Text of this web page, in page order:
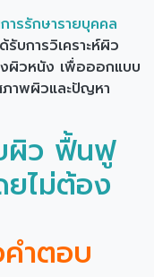
ารรักษารายบุคคล
บการวิเคราะห์ผิว
งผิวหนัง เพื่อออกแบบ
ภาพผิวและปัญหา
ผิว ฟื้นฟู
ยไม่ต้อง
ำตอบ